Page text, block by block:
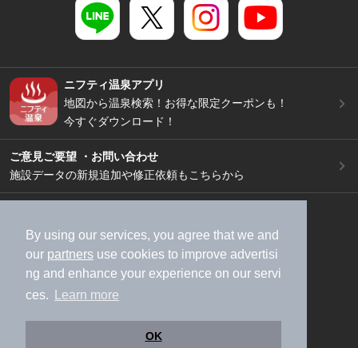
By using our services, you agree that we and
our partners use cookies to improve advertisi
ng and enhance your experience on our servi
ces.
Learn more
OK
ニフティ温泉アプリ
地図から温泉検索！お得な限定クーポンも！
今すぐダウンロード！
ご意見ご要望 ・お問い合わせ
施設データの新規追加や修正依頼もこちらから
加盟店募集（資料請求）
広告出稿のご案内
利用規約
ライフスタイルMEMBERS+規約
特定商取引法に基づく表記
ヘルプ
採用情報
運営会社